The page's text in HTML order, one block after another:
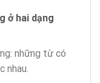
ở hai dạng
những từ có
nhau.